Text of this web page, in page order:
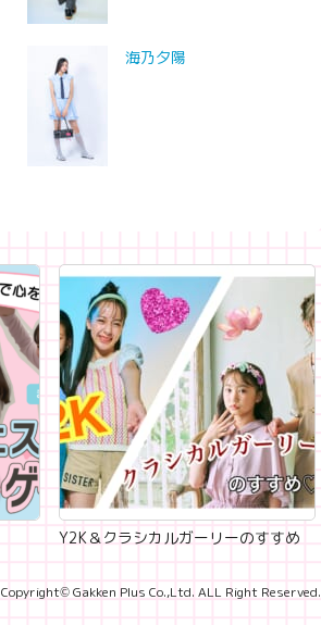
海乃夕陽
Y2K＆クラシカルガーリーのすすめ
Copyright© Gakken Plus Co.,Ltd. ALL Right Reserved.